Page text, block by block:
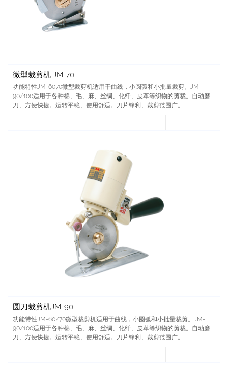
微型裁剪机 JM-70
功能特性JM-6070微型裁剪机适用于曲线，小圆弧和小批量裁剪。JM-
90/100适用于各种棉、毛、麻、丝绸、化纤、皮革等织物的剪裁。自动磨
刀、方便怏捷。运转平稳、使用舒适。刀片锋利、裁剪范围广。
圆刀裁剪机JM-90
功能特性JM-60/70微型裁剪机适用于曲线，小圆弧和小批量裁剪。JM-
90/100适用于各种棉、毛、麻、丝绸、化纤、皮革等织物的剪裁。自动磨
刀、方便快捷。运转平稳、使用舒适。刀片锋利、裁剪范围广。